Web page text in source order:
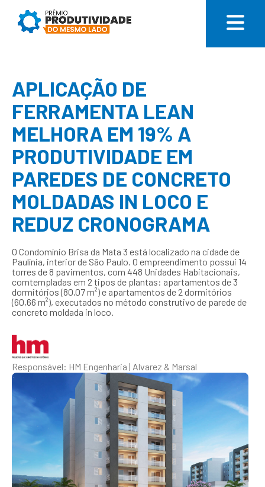
APLICAÇÃO DE
FERRAMENTA LEAN
MELHORA EM 19% A
PRODUTIVIDADE EM
PAREDES DE CONCRETO
MOLDADAS IN LOCO E
REDUZ CRONOGRAMA
O Condomínio Brisa da Mata 3 está localizado na cidade de
Paulínia, interior de São Paulo. O empreendimento possui 14
torres de 8 pavimentos, com 448 Unidades Habitacionais,
comtempladas em 2 tipos de plantas: apartamentos de 3
dormitórios (80,07 m²) e apartamentos de 2 dormitórios
(60,66 m²), executados no método construtivo de parede de
concreto moldada in loco.
Responsável: HM Engenharia | Alvarez & Marsal